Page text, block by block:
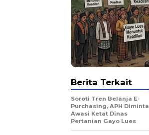
Berita Terkait
Soroti Tren Belanja E-
Purchasing, APH Diminta
Awasi Ketat Dinas
Pertanian Gayo Lues